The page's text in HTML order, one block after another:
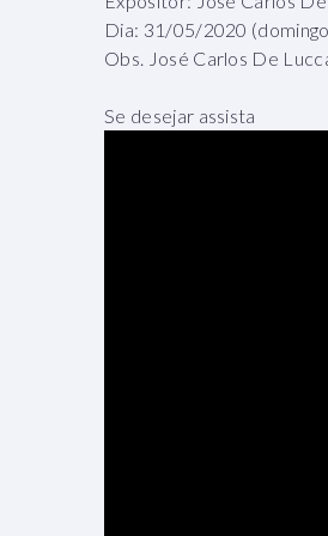
Dia: 31/05/2020
Obs. José Carlos De
Se desejar assista